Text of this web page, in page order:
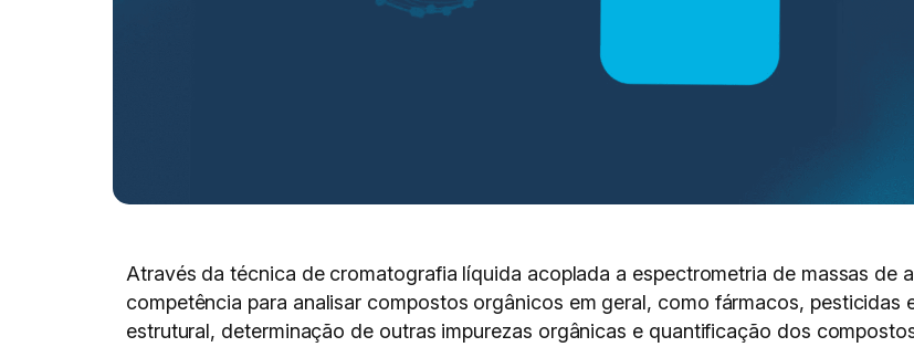
Através da técnica de cromatografia líquida acoplada a espectrometria de massas de
competência para analisar compostos orgânicos em geral, como fármacos, pesticidas
estrutural, determinação de outras impurezas orgânicas e quantificação dos